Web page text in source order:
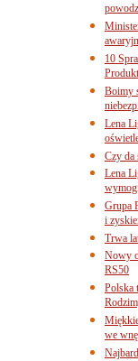
10
Boimy
Lena
Czy da
Lena
Grupa
i
Trwa
Nowy
RS50
Polska
we